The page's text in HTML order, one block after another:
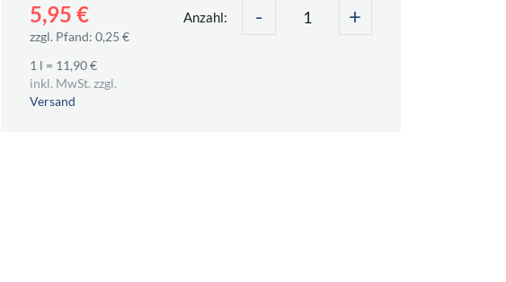
5,95 €
zzgl. Pfand: 0,25 €
Anzahl: - +
1 l = 11,90 €
inkl. MwSt. zzgl.
Versand